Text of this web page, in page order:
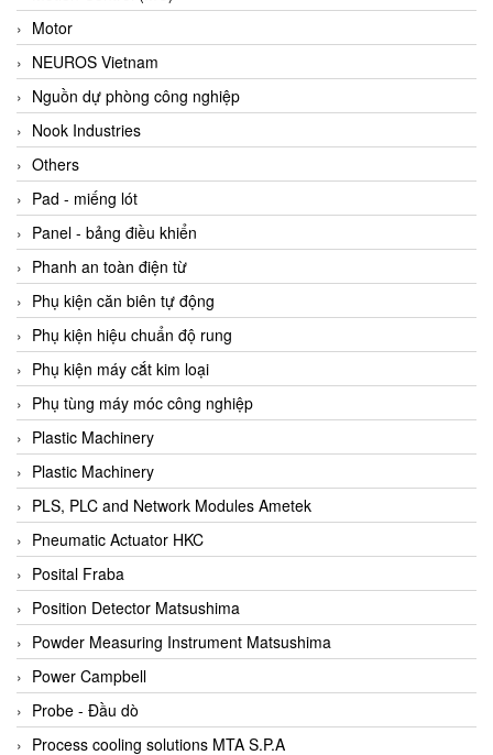
Beckhoff
Bedook
Bei Sensor
Beijer
Beinlich-pumps
Beka
BEKO
Belimo
Benetech Vietnam
Bently Nevada
Bentone Vietnam
Bernstein Vietnam
Berthold
Bestech
Bestech
BETA
Bifold
Bihl+wiedemann
Bihl+wiedemann
Bilz
Binder Connector
Biotech
Motor
NEUROS Vietnam
Nguồn dự phòng công nghiệp
Nook Industries
Others
Pad - miếng lót
Panel - bảng điều khiển
Phanh an toàn điện từ
Phụ kiện căn biên tự động
Phụ kiện hiệu chuẩn độ rung
Phụ kiện máy cắt kim loại
Phụ tùng máy móc công nghiệp
Plastic Machinery
Plastic Machinery
PLS, PLC and Network Modules Ametek
Pneumatic Actuator HKC
Posital Fraba
Position Detector Matsushima
Powder Measuring Instrument Matsushima
Power Campbell
Probe - Đầu dò
Process cooling solutions MTA S.P.A